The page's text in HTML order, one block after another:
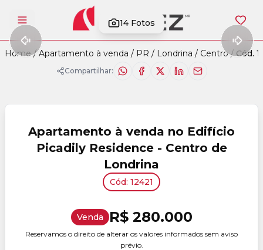
Abrir menu 14 Fotos
Home / Apartamento à venda / PR / Londrina / Centro / Cód.
Compartilhar:
Apartamento à venda no Edifício
Picadily Residence - Centro de
Londrina
Cód: 12421
Venda R$ 280.000
Reservamos o direito de alterar os valores informados sem aviso
prévio.